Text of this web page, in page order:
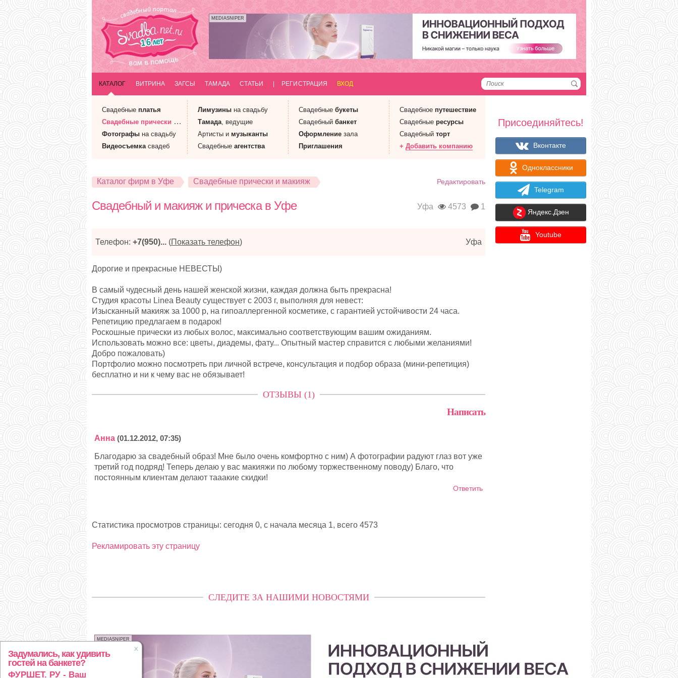
MEDIASNIPER
КАТАЛОГ ВИТРИНА ЗАГСЫ ТАМАДА СТАТЬИ РЕГИСТРАЦИЯ ВХОД
Свадебные платья
Свадебные прически
Фотографы на свадьбу
Видеосъемкасвадеб
Лимузины на свадьбу
Тамада, ведущие
Артисты и музыканты
Свадебные агентства
Свадебные букеты
Свадебный банкет
Оформление зала
Приглашения
Свадебное путешествие
Свадебные ресурсы
Свадебный торт
+ Добавить компанию
Редактировать
Каталог фирм в Уфе Свадебные прически и макияж
Уфа 4573 1
Свадебный и макияж и прическа в Уфе
Телефон: +7(950)... (Показать телефон) Уфа
Дорогие и прекрасные НЕВЕСТЫ)
В самый чудесный день нашей женской жизни, каждая должна быть прекрасна!
Студия красоты Linea Beauty существует с 2003 г, выполняя для невест:
Изысканный макияж за 1000 р, на гипоаллергенной косметике, с гарантией устойчивости 24 часа.
Репетицию предлагаем в подарок!
Роскошные прически из любых волос, максимально соответствующим вашим ожиданиям.
Использовать можно все: цветы, диадемы, фату... Опытный мастер справится с любыми желаниями!
Добро пожаловать)
Портфолио можно посмотреть при личной встрече, консультация и подбор образа (мини-репетиция)
бесплатно и ни к чему вас не обязывает!
ОТЗЫВЫ (1)
Написать
Анна (01.12.2012, 07:35)
Благодарю за свадебный образ! Мне было очень комфортно с ним) А фотографии радуют глаз вот уже
третий год подряд! Теперь делаю у вас макияжи по любому торжественному поводу) Благо, что
постоянным клиентам делают тааакие скидки!
Ответить
Статистика просмотров страницы: сегодня 0, с начала месяца 1, всего 4573
Рекламировать эту страницу
Задумались, как удивить
гостей на банкете?
ФУРШЕТ. РУ - Ваш
СЛЕДИТЕ ЗА НАШИМИ НОВОСТЯМИ
Присоединяйтесь!
Вконтакте
Одноклассники
Telegram
Яндекс.Дзен
Youtube
MEDIASNIPER